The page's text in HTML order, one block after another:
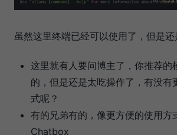
虽然这里终端已经可以使用了，但是还
这里就有人要问博主了，你推荐的
的，但是还是太吃操作了，有没有
式呢？
有的兄弟有的，像更方便的使用方
Chatbox